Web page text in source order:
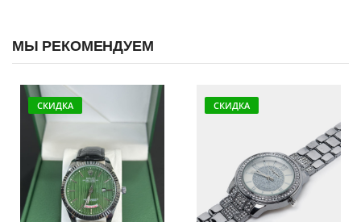
МЫ РЕКОМЕНДУЕМ
СКИДКА СКИДКА